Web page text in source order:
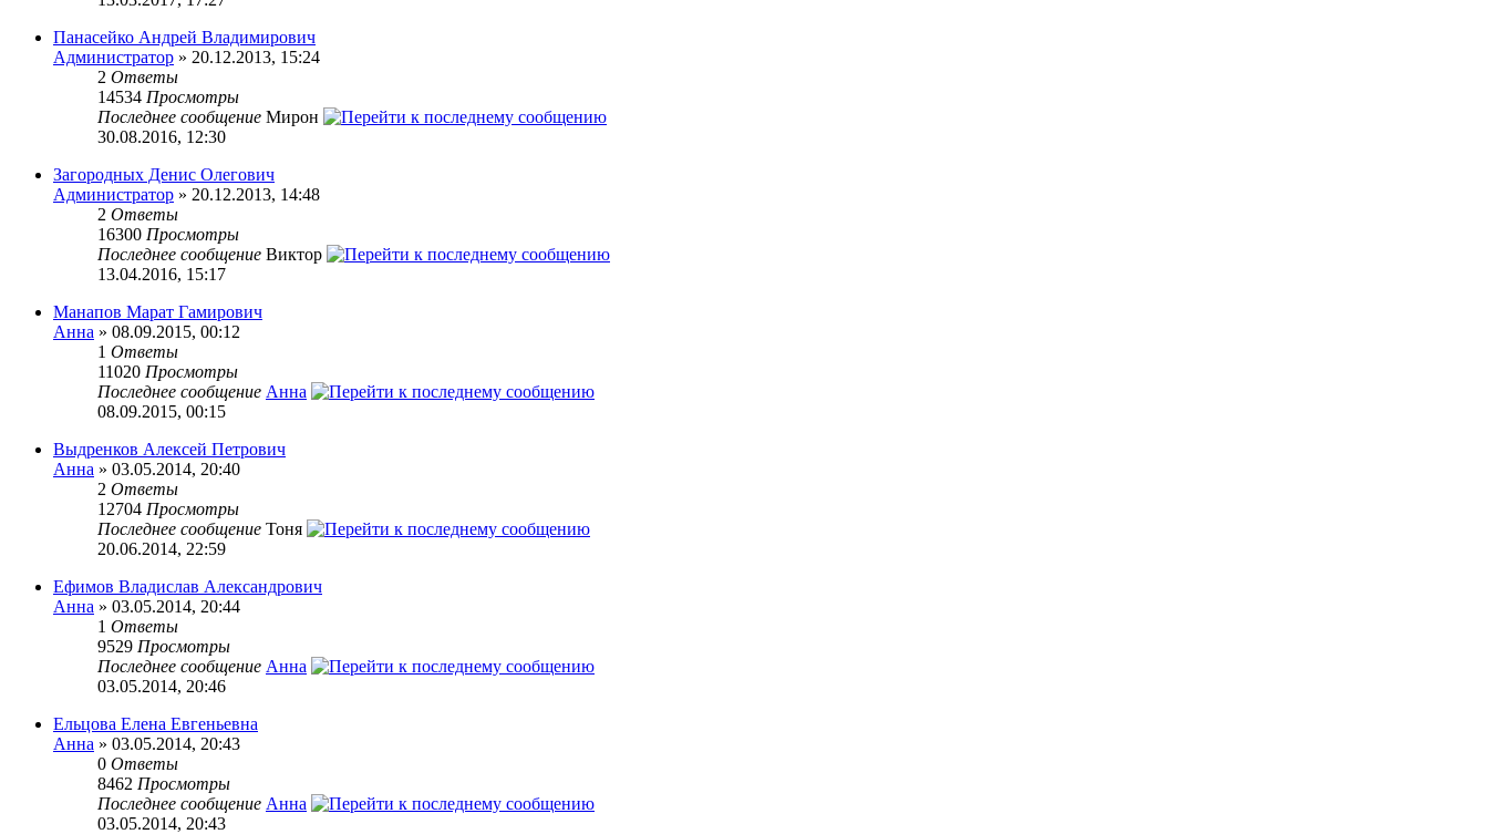
Панасейко Андрей Владимирович
Администратор » 20.12.2013, 15:24
2 Ответы
14534 Просмотры
Последнее сообщение Мирон
30.08.2016, 12:30
Загородных Денис Олегович
Администратор » 20.12.2013, 14:48
2 Ответы
16300 Просмотры
Последнее сообщение Виктор
13.04.2016, 15:17
Манапов Марат Гамирович
Анна » 08.09.2015, 00:12
1 Ответы
11020 Просмотры
Последнее сообщение Анна
08.09.2015, 00:15
Выдренков Алексей Петрович
Анна » 03.05.2014, 20:40
2 Ответы
12704 Просмотры
Последнее сообщение Тоня
20.06.2014, 22:59
Ефимов Владислав Александрович
Анна » 03.05.2014, 20:44
1 Ответы
9529 Просмотры
Последнее сообщение Анна
03.05.2014, 20:46
Ельцова Елена Евгеньевна
Анна » 03.05.2014, 20:43
0 Ответы
8462 Просмотры
Последнее сообщение Анна
03.05.2014, 20:43